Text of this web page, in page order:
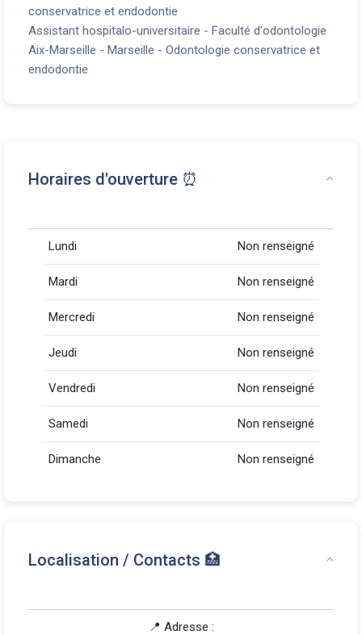
conservatrice et endodontie
Assistant hospitalo-universitaire - Faculté d'odontologie
Aix-Marseille - Marseille - Odontologie conservatrice et
endodontie
Horaires d'ouverture ⏰
Lundi Non renseigné
Mardi Non renseigné
Mercredi Non renseigné
Jeudi Non renseigné
Vendredi Non renseigné
Samedi Non renseigné
Dimanche Non renseigné
Localisation / Contacts 🏥
📍 Adresse :